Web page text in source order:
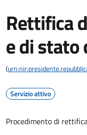
Rettifica
e di stato
(
Servizio attivo
Procedimento di